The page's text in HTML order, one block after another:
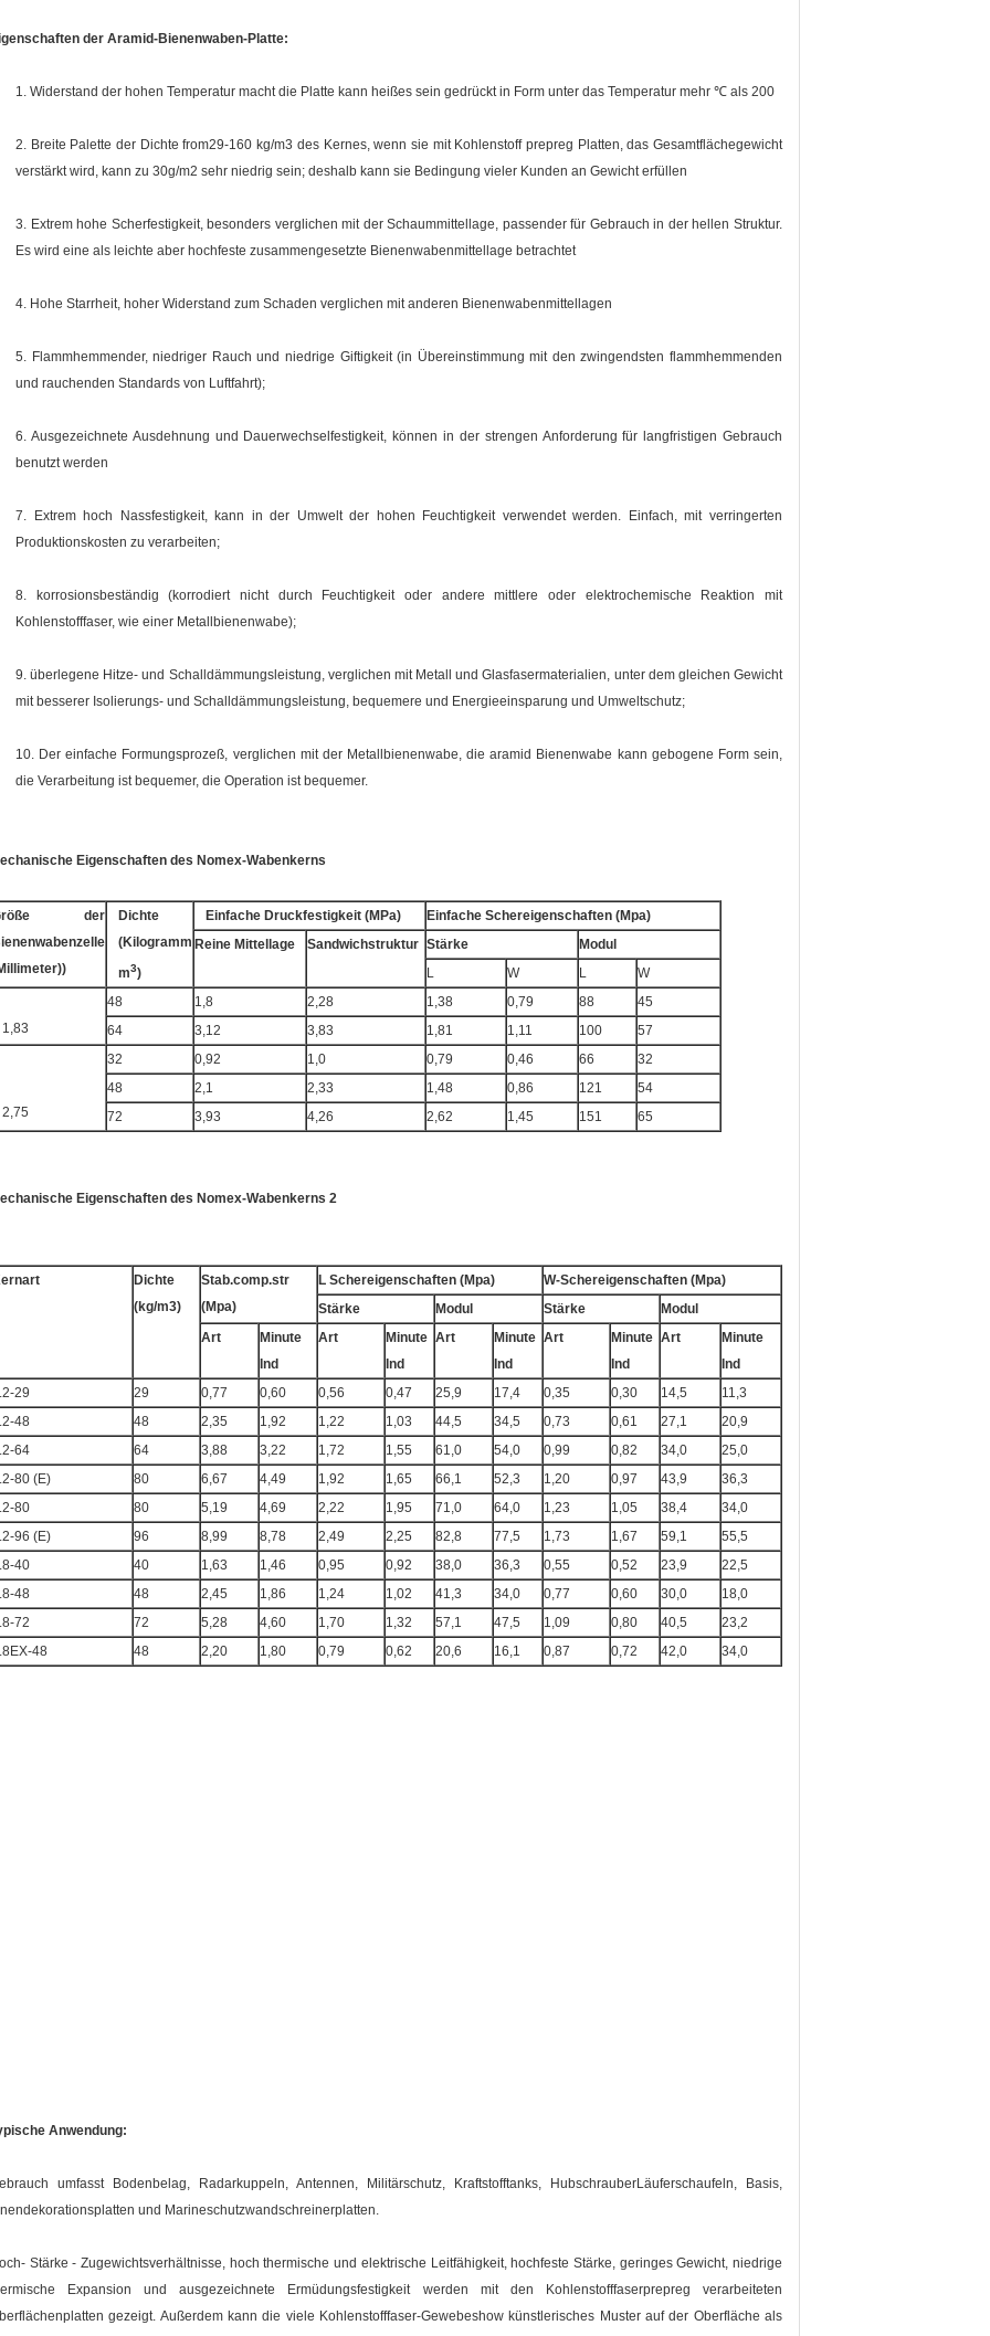
der Aramid-Bienenwaben-Platte:
1. Widerstand der hohen Temperatur macht die Platte kann heißes sein gedrückt in Form unter das Temperatur mehr ℃ als 200
2. Breite Palette der Dichte from29-160 kg/m3 des Kernes, wenn sie mit Kohlenstoff prepreg Platten, das Gesamtflächegewicht
verstärkt wird, kann zu 30g/m2 sehr niedrig sein; deshalb kann sie Bedingung vieler Kunden an Gewicht erfüllen
3. Extrem hohe Scherfestigkeit, besonders verglichen mit der Schaummittellage, passender für Gebrauch in der hellen Struktur.
Es wird eine als leichte aber hochfeste zusammengesetzte Bienenwabenmittellage betrachtet
4. Hohe Starrheit, hoher Widerstand zum Schaden verglichen mit anderen Bienenwabenmittellagen
5. Flammhemmender, niedriger Rauch und niedrige Giftigkeit (in Übereinstimmung mit den zwingendsten flammhemmenden
und rauchenden Standards von Luftfahrt);
6. Ausgezeichnete Ausdehnung und Dauerwechselfestigkeit, können in der strengen Anforderung für langfristigen Gebrauch
benutzt werden
7. Extrem hoch Nassfestigkeit, kann in der Umwelt der hohen Feuchtigkeit verwendet werden. Einfach, mit verringerten
Produktionskosten zu verarbeiten;
8. korrosionsbeständig (korrodiert nicht durch Feuchtigkeit oder andere mittlere oder elektrochemische Reaktion mit
Kohlenstofffaser, wie einer Metallbienenwabe);
9. überlegene Hitze- und Schalldämmungsleistung, verglichen mit Metall und Glasfasermaterialien, unter dem gleichen Gewicht
mit besserer Isolierungs- und Schalldämmungsleistung, bequemere und Energieeinsparung und Umweltschutz;
10. Der einfache Formungsprozeß, verglichen mit der Metallbienenwabe, die aramid Bienenwabe kann gebogene Form sein,
die Verarbeitung ist bequemer, die Operation ist bequemer.
Eigenschaften des Nomex-Wabenkerns
der
Dichte
(Kilogramm
m3)
Einfache Druckfestigkeit (MPa)
Einfache Schereigenschaften (Mpa)
Reine Mittellage
Sandwichstruktur Stärke
Modul
L
W L W
1,83
48 1,8 2,28 1,38 0,79 88
45
64
3,12 3,83 1,81 1,11 100 57
2,75
32 0,92 1,0 0,79 0,46 66
32
48
2,1 2,33 1,48 0,86 121
54
72
3,93 4,26 2,62 1,45 151 65
Eigenschaften des Nomex-Wabenkerns 2
Dichte
(kg/m3)
Stab.comp.str
(Mpa)
L Schereigenschaften (Mpa)
W-Schereigenschaften (Mpa)
Stärke
Modul Stärke
Modul
Art
Minute
Ind
Art
Minute
Ind
Art
Minute
Ind
Art
Minute
Ind
Art
Minute
Ind
29
29 0,77 0,60 0,56 0,47 25,9 17,4 0,35 0,30 14,5
11,3
48
48 2,35 1,92 1,22 1,03 44,5 34,5 0,73 0,61 27,1
20,9
64
64 3,88 3,22 1,72 1,55 61,0 54,0 0,99 0,82 34,0
25,0
80 (E)
80 6,67 4,49 1,92 1,65 66,1 52,3 1,20 0,97 43,9
36,3
80
80 5,19 4,69 2,22 1,95 71,0 64,0 1,23 1,05 38,4
34,0
96 (E)
96 8,99 8,78 2,49 2,25 82,8 77,5 1,73 1,67 59,1
55,5
40
40 1,63 1,46 0,95 0,92 38,0 36,3 0,55 0,52 23,9
22,5
48
48 2,45 1,86 1,24 1,02 41,3 34,0 0,77 0,60 30,0
18,0
72
72 5,28 4,60 1,70 1,32 57,1 47,5 1,09 0,80 40,5
23,2
48
48 2,20 1,80 0,79 0,62 20,6 16,1 0,87 0,72 42,0 34,0
Anwendung:
umfasst Bodenbelag, Radarkuppeln, Antennen, Militärschutz, Kraftstofftanks, HubschrauberLäuferschaufeln, Basis,
und Marineschutzwandschreinerplatten.
Stärke - Zugewichtsverhältnisse, hoch thermische und elektrische Leitfähigkeit, hochfeste Stärke, geringes Gewicht, niedrige
Expansion und ausgezeichnete Ermüdungsfestigkeit werden mit den Kohlenstofffaserprepreg verarbeiteten
gezeigt. Außerdem kann die viele Kohlenstofffaser-Gewebeshow künstlerisches Muster auf der Oberfläche als